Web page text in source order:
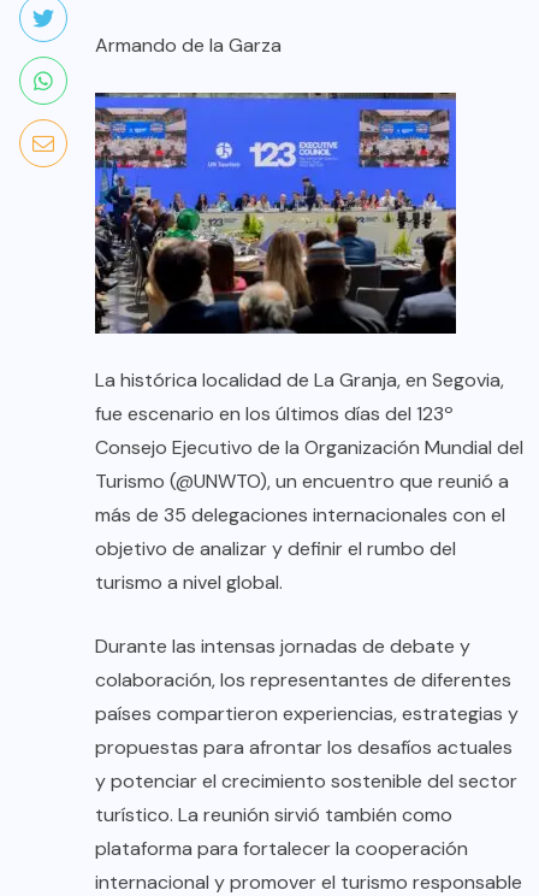
Armando de la Garza
La histórica localidad de La Granja, en Segovia,
fue escenario en los últimos días del 123º
Consejo Ejecutivo de la Organización Mundial del
Turismo (@UNWTO), un encuentro que reunió a
más de 35 delegaciones internacionales con el
objetivo de analizar y definir el rumbo del
turismo a nivel global.
Durante las intensas jornadas de debate y
colaboración, los representantes de diferentes
países compartieron experiencias, estrategias y
propuestas para afrontar los desafíos actuales
y potenciar el crecimiento sostenible del sector
turístico. La reunión sirvió también como
plataforma para fortalecer la cooperación
internacional y promover el turismo responsable